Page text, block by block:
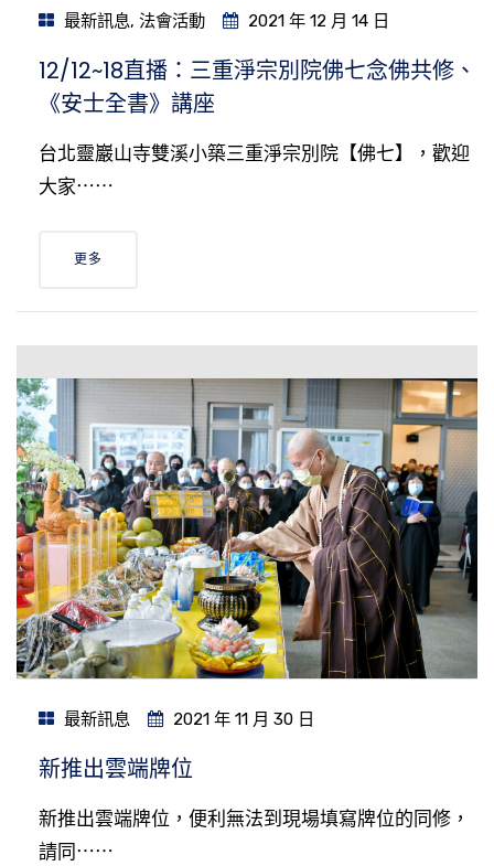
最新訊息, 法會活動 2021 年 12 月 14 日
12/12~18直播：三重淨宗別院佛七念佛共修、
《安士全書》講座
台北靈巖山寺雙溪小築三重淨宗別院【佛七】，歡迎
大家⋯⋯
更多
最新訊息 2021 年 11 月 30 日
新推出雲端牌位
新推出雲端牌位，便利無法到現場填寫牌位的同修，
請同⋯⋯